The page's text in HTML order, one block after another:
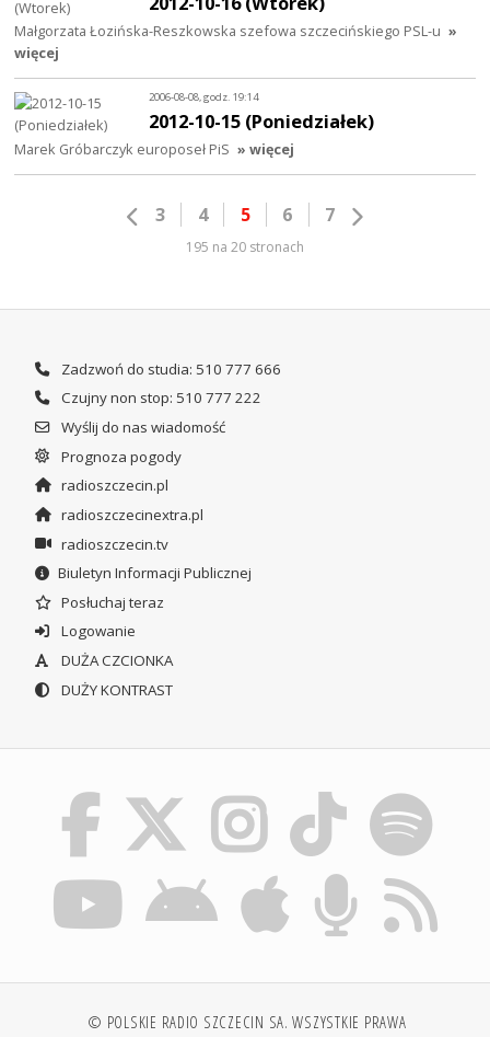
Małgorzata Łozińska-Reszkowska szefowa szczecińskiego PSL-u »
więcej
2006-08-08, godz. 19:14
2012-10-15 (Poniedziałek)
Marek Gróbarczyk europoseł PiS » więcej
3 4 5 6 7
195 na 20 stronach
Zadzwoń do studia: 510 777 666
Czujny non stop: 510 777 222
Wyślij do nas wiadomość
Prognoza pogody
radioszczecin.pl
radioszczecinextra.pl
radioszczecin.tv
Biuletyn Informacji Publicznej
Posłuchaj teraz
Logowanie
DUŻA CZCIONKA
DUŻY KONTRAST
© POLSKIE RADIO SZCZECIN SA. WSZYSTKIE PRAWA